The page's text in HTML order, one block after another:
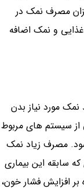
مصرف نمک در
غذایی و نمک اضافه
مورد نیاز بدن
از سیستم های مربوط
مصرف زیاد نمک
سابقه این بیماری
افزایش فشار خون،